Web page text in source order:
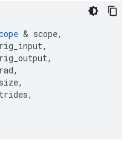
& scope,
,
,
,
,
,